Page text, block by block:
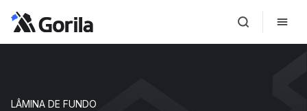
LÂMINA DE FUNDO